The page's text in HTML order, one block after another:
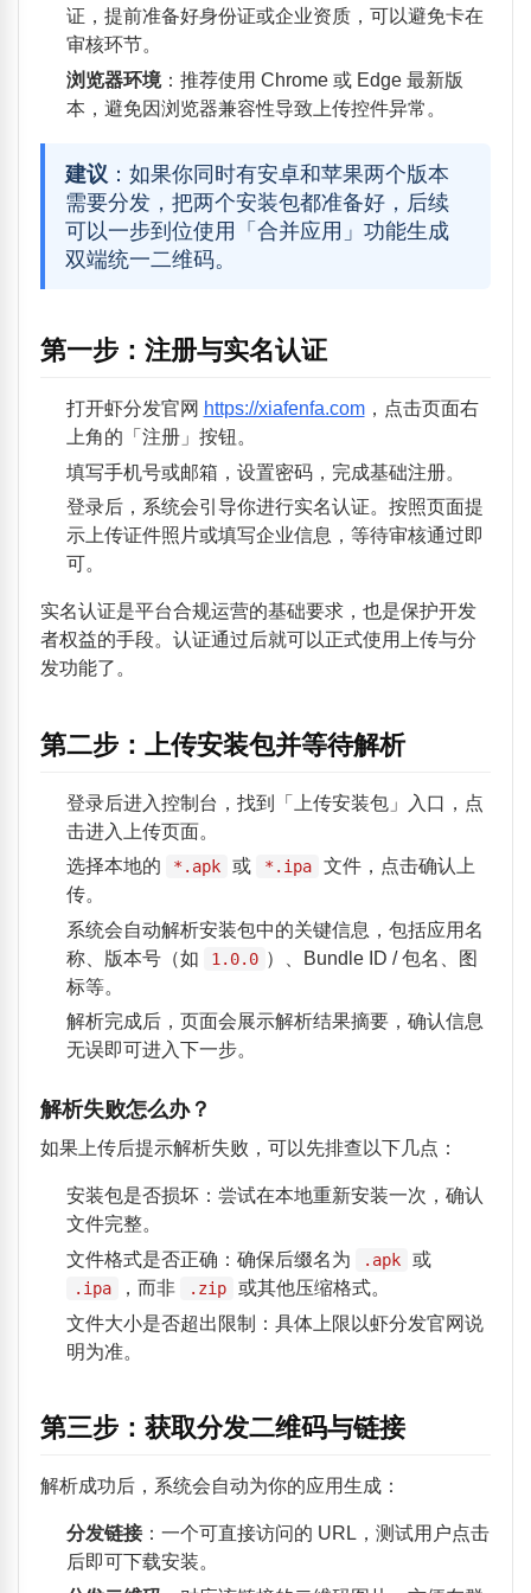
证，提前准备好身份证或企业资质，可以避免卡在
审核环节。
浏览器环境：推荐使用 Chrome 或 Edge 最新版
本，避免因浏览器兼容性导致上传控件异常。
建议 ：如果你同时有安卓和苹果两个版本
需要分发，把两个安装包都准备好，后续
可以一步到位使用「合并应用」功能生成
双端统一二维码。
第一步：注册与实名认证
打开虾分发官网 https://xiafenfa.com，点击页面右
上角的「注册」按钮。
填写手机号或邮箱，设置密码，完成基础注册。
登录后，系统会引导你进行实名认证。按照页面提
示上传证件照片或填写企业信息，等待审核通过即
可。
实名认证是平台合规运营的基础要求，也是保护开发
者权益的手段。认证通过后就可以正式使用上传与分
发功能了。
第二步：上传安装包并等待解析
登录后进入控制台，找到「上传安装包」入口，点
击进入上传页面。
选择本地的
*.apk 或 *.ipa
文件，点击确认上
传。
系统会自动解析安装包中的关键信息，包括应用名
称、版本号（如
1.0.0 ）、Bundle ID / 包名、图
标等。
解析完成后，页面会展示解析结果摘要，确认信息
无误即可进入下一步。
解析失败怎么办？
如果上传后提示解析失败，可以先排查以下几点：
安装包是否损坏：尝试在本地重新安装一次，确认
文件完整。
文件格式是否正确：确保后缀名为
.apk 或
.ipa ，而非 .zip
或其他压缩格式。
文件大小是否超出限制：具体上限以虾分发官网说
明为准。
第三步：获取分发二维码与链接
解析成功后，系统会自动为你的应用生成：
分发链接：一个可直接访问的 URL，测试用户点击
后即可下载安装。